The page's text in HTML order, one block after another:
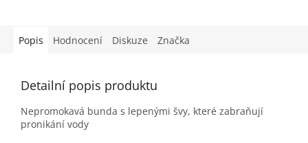
Popis Hodnocení Diskuze Značka
Detailní popis produktu
Nepromokavá bunda s lepenými švy, které zabraňují
pronikání vody